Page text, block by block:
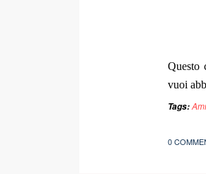
Questo
vuoi
Tags:
0